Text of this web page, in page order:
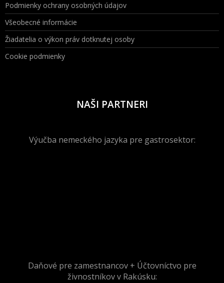
Podmienky ochrany osobných údajov
Všeobecné informácie
Žiadatelia o výkon práv dotknutej osoby
Cookie podmienky
NAŠI PARTNERI
Výučba nemeckého jazyka pre gastrosektor:
Daňové pre zamestnancov + Účtovníctvo pre
živnostníkov v Rakúsku: